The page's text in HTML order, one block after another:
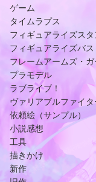
ゲーム
タイムラプス
フィギュアライズスタ
フィギュアライズバス
フレームアームズ・
プラモデル
ラブライブ！
ヴァリアブルファイ
依頼絵（サンプル）
小説感想
工具
描きかけ
新作